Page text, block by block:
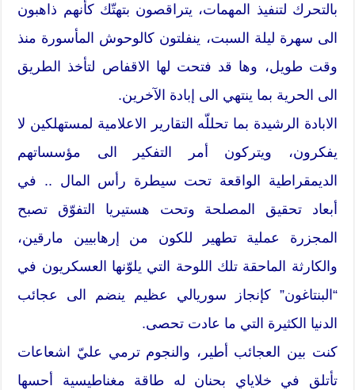
بالتحرك لتنفيذ المهمات، يتراقصون بتهتّك كأنهم ذاهبون
الى سهرة ليلة السبت، ينفلتون كالوحوش المأسورة منذ
وقت طويل، وها قد فتحت لها الاقفاص لتأخذ الطريق
الى الحرية بما ينتهي الى إبادة الآخرين.
الابادة الرشيدة بما تحللّه التقارير الاعلامية لمستهلكين لا
يفكرون، ويتركون أمر التفكير الى مؤسساتهم
الديمقراطية الواقعة تحت سيطرة رأس المال .. في
أبعاد تحقيق المصلحة وتحت هستيريا التفوّق تصبح
المجزرة عملية تطهير للكون من إرهابيين مارقين،
والكارثة الماحقة تلك اللوحة التي يلوّنها العسكريون في
“البنتاغون” كإنجاز سوريالي عظيم ينضم الى عجائب
الدنيا الكثيرة التي ما عادت تحصى.
كنت بين العجائب أطير، والنجوم ترمي عليّ اشعاعات
تأتلق في خلاياي بحنان له طاقة مغناطيسية أحسها